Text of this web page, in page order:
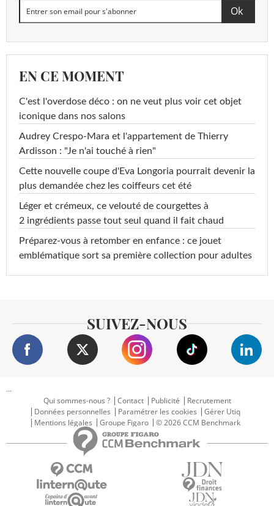
EN CE MOMENT
C'est l'overdose déco : on ne veut plus voir cet objet
iconique dans nos salons
Audrey Crespo-Mara et l'appartement de Thierry
Ardisson : "Je n'ai touché à rien"
Cette nouvelle coupe d'Eva Longoria pourrait devenir la
plus demandée chez les coiffeurs cet été
Léger et crémeux, ce velouté de courgettes à
2 ingrédients passe tout seul quand il fait chaud
Préparez-vous à retomber en enfance : ce jouet
emblématique sort sa première collection pour adultes
SUIVEZ-NOUS
...
Qui sommes-nous ?
Contact Publicité
Recrutement
Données personnelles
Paramétrer les cookies
Gérer Utiq
Mentions légales
Groupe Figaro © 2026 CCM Benchmark